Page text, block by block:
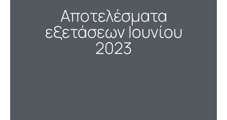
Αποτελέσματα
εξετάσεων Ιουνίου
2023